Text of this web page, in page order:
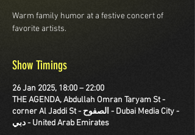
Warm family humor at a festive concert of
favorite artists.
Show Timings
26 Jan 2025, 18:00 – 22:00
THE AGENDA, Abdullah Omran Taryam St -
corner Al Jaddi St - الصفوح - Dubai Media City -
دبي - United Arab Emirates